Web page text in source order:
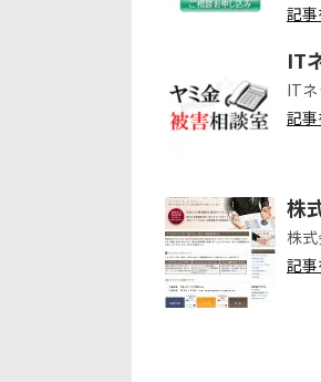
記
IT
ITネ
記
株
株
記